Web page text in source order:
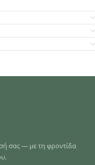
σας — με τη φροντίδα